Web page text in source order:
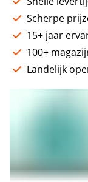
Scherpe
15+ jaar
100+
Landelijk